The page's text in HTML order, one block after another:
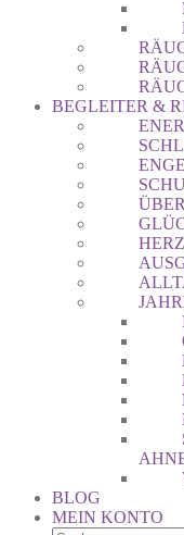
BEGLEITER &
BLOG
MEIN KONTO